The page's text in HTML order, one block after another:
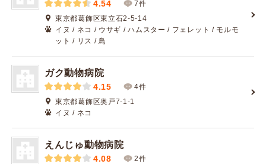
4.54
7件
東京都葛飾区東立石2-5-14
イヌ / ネコ / ウサギ / ハムスター / フェレット / モルモ
ット / リス / 鳥
ガク動物病院
4.15
4件
東京都葛飾区奥戸7-1-1
イヌ / ネコ
えんじゅ動物病院
4.08
2件